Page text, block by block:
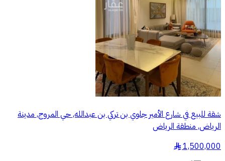
شقة للبيع في شارع الأمير جلوي بن تركي بن عبدالله, حي المروج, مدينة
الرياض, منطقة الرياض
1,500,000
§